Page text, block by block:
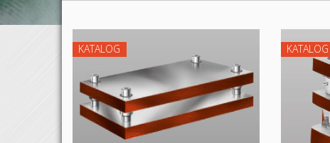
KATALOG KATALOG